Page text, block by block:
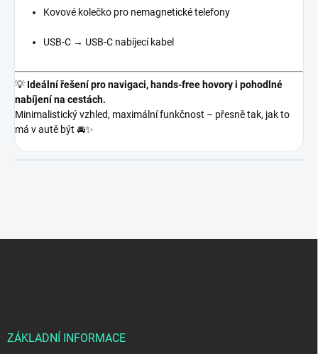
Kovové kolečko pro nemagnetické telefony
USB-C → USB-C nabíjecí kabel
💡 Ideální řešení pro navigaci, hands-free hovory i pohodlné
nabíjení na cestách.
Minimalistický vzhled, maximální funkčnost – přesně tak, jak to
má v autě být 🚘✨
ZÁKLADNÍ INFORMACE